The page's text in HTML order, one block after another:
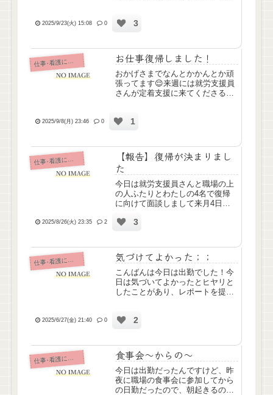
夫でした。というのも、朝ロッカ
2025/9/23(火) 15:08 0 3
仕
事･看護について お仕事復帰しました！
おかげさまでなんとかかんとか頑
張ってます😌来週には就労支援員
さんが定着支援に来てくださるそ
がすっごい長く感じられて。休職
2025/9/8(月) 23:46 0 1
仕
事･看護について
【報告】復帰が決まりまし
た
今日は就労支援員さんと職場の上
の人ふたりとわたしの4名で復帰
に向けて面談しまして来月4日か
日を固定にしてもらえることにな
の勤務時間は3時間から、徐々に...
2025/8/26(火) 23:35 2 3
仕
事･看護について 気づけてよかった；；
こんばんは今日は出勤でした！今
日は気づいてよかったとヒヤリと
したことがあり、レポートを提出
ど、今日もいつものように注入し
の...
2025/6/27(金) 21:40 0 2
仕
事･看護について 食事会～からの～
今日は出勤だったんですけど、昨
夜に職場の食事会に参加してから
の日勤だったので、朝起きるのが